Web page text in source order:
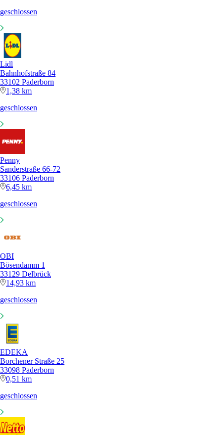
geschlossen
Lidl
Bahnhofstraße 84
33102 Paderborn
1,38 km
geschlossen
Penny
Sanderstraße 66-72
33106 Paderborn
6,45 km
geschlossen
OBI
Bösendamm 1
33129 Delbrück
14,93 km
geschlossen
EDEKA
Borchener Straße 25
33098 Paderborn
0,51 km
geschlossen